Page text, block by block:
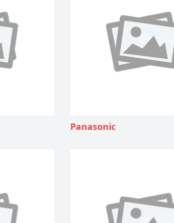
Panasonic